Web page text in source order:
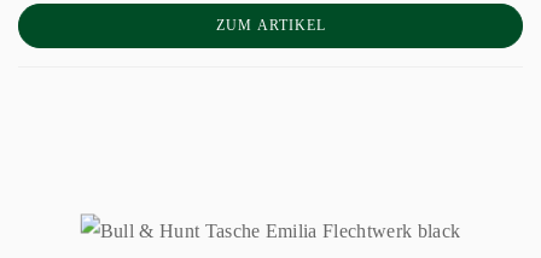
ZUM ARTIKEL